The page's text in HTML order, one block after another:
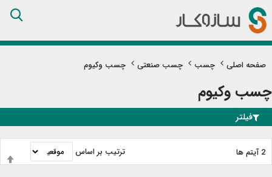
Skip
to
Content
صفحه اصلی چسب چسب صنعتی چسب وکیوم
چسب وکیوم
2آیتم ها ترتیب بر اساس
فیلتر